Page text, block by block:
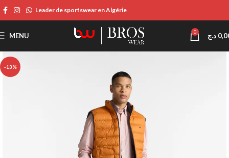
Leader de sportswear en Algérie
MENU 0 د.ج
-13%